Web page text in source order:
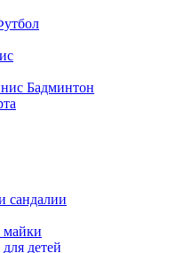
Бадминтон
сандалии
детей